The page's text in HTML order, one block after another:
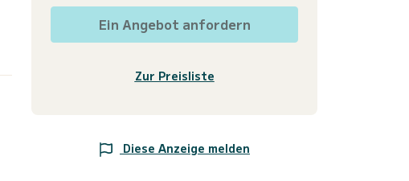
Ein Angebot anfordern
Zur Preisliste
Diese Anzeige melden